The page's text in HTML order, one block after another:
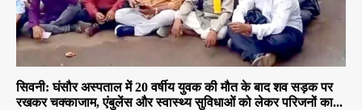
सिवनी: घंसौर अस्पताल में 20 वर्षीय युवक की मौत के बाद शव सड़क पर
रखकर चक्काजाम, एंबुलेंस और स्वास्थ्य सुविधाओं को लेकर परिजनों का...